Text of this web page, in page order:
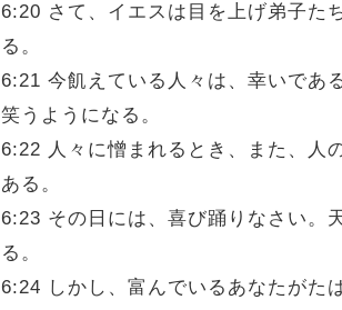
6:20 さて、イエスは目を上げ弟子た
る。
6:21 今飢えている人々は、幸いであ
笑うようになる。
6:22 人々に憎まれるとき、また、人
ある。
6:23 その日には、喜び踊りなさい。
る。
6:24 しかし、富んでいるあなたがた